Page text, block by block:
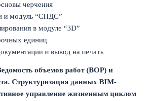
черчения
и модуль “СПДС”
в модуле “3D”
единиц
и вывод на печать
объемов работ (ВОР) и
Структуризация данных BIM-
управление жизненным циклом